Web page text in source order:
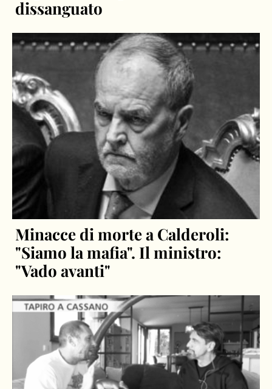
dissanguato
Minacce di morte a Calderoli:
"Siamo la mafia". Il ministro:
"Vado avanti"